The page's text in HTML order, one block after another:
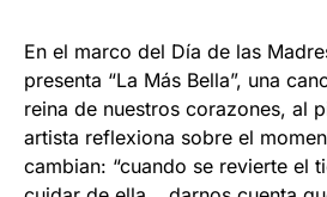
En el marco del Día de las
presenta “La Más Bella”, una
reina de nuestros corazones, al
artista reflexiona sobre el
cambian: “cuando se revierte el